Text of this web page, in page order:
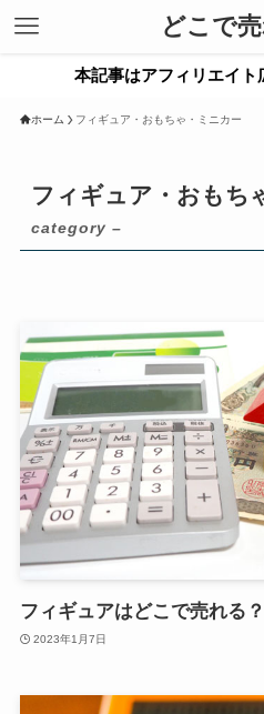
どこで
本記事はアフィリエイト
ホーム フィギュア・おもちゃ・ミニカー
フィギュア・おもち
category –
フィギュアはどこで売れる
2023年1月7日